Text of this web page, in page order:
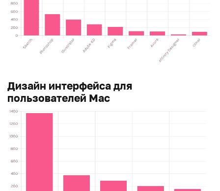
Дизайн интерфейса для
пользователей Mac